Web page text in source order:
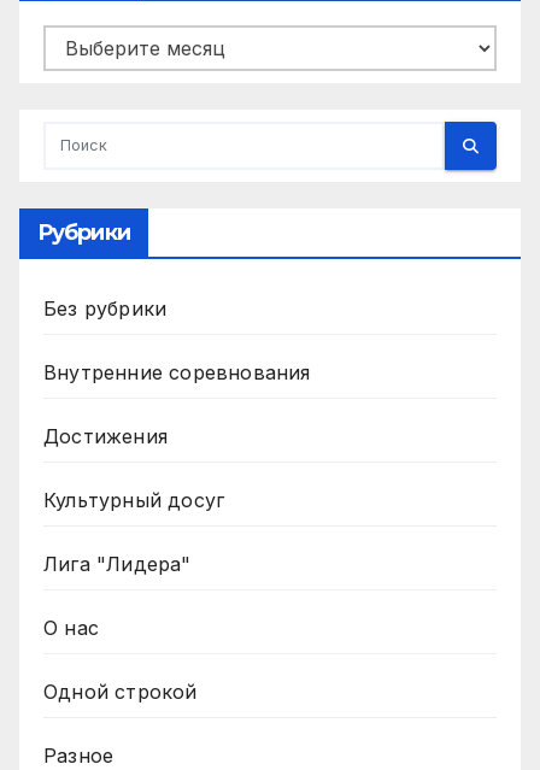
Архивы
Рубрики
Без рубрики
Внутренние соревнования
Достижения
Культурный досуг
Лига "Лидера"
О нас
Одной строкой
Разное